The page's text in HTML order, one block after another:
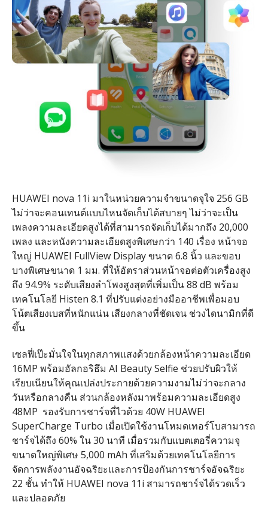
HUAWEI nova 11i มาในหน่วยความจำขนาดจุใจ 256 GB
ไม่ว่าจะคอนเทนต์แบบไหนจัดเก็บได้สบายๆ ไม่ว่าจะเป็น
เพลงความละเอียดสูงได้ที่สามารถจัดเก็บได้มากถึง 20,000
เพลง และหนังความละเอียดสูงพิเศษกว่า 140 เรื่อง หน้าจอ
ใหญ่ HUAWEI FullView Displayขนาด6.8 นิ้ว และขอบ
บางพิเศษขนาด1 มม. ที่ให้อัตราส่วนหน้าจอต่อตัวเครื่องสูง
ถึง 94.9% ระดับเสียงลำโพงสูงสุดที่เพิ่มเป็น88 dB พร้อม
เทคโนโลยี Histen 8.1 ที่ปรับแต่งอย่างมืออาชีพเพื่อมอบ
โน้ตเสียงเบสที่หนักแน่น เสียงกลางที่ชัดเจน ช่วงไดนามิกที่ดี
ขึ้น
เซลฟี่เป๊ะมั่นใจในทุกสภาพแสงด้วยกล้องหน้าความละเอียด
16MP พร้อมอัลกอริธึม AI Beauty Selfie ช่วยปรับผิวให้
เรียบเนียนให้คุณเปล่งประกายด้วยความงามไม่ว่าจะกลาง
วันหรือกลางคืน ส่วนกล้องหลังมาพร้อมความละเอียดสูง
48MP รองรับการชาร์จที่ไวด้วย 40W HUAWEI
SuperCharge Turbo เมื่อเปิดใช้งานโหมดเทอร์โบสามารถ
ชาร์จได้ถึง 60% ใน30 นาที เมื่อรวมกับแบตเตอรี่ความจุ
ขนาดใหญ่พิเศษ 5,000 mAh ที่เสริมด้วยเทคโนโลยีการ
จัดการพลังงานอัจฉริยะและการป้องกันการชาร์จอัจฉริยะ
22 ชั้น ทำให้HUAWEI nova 11i สามารถชาร์จได้รวดเร็ว
และปลอดภัย